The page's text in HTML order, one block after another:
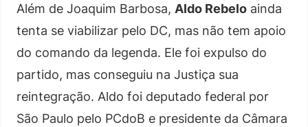
Além de Joaquim Barbosa, Aldo Rebelo ainda
tenta se viabilizar pelo DC, mas não tem apoio
do comando da legenda. Ele foi expulso do
partido, mas conseguiu na Justiça sua
reintegração. Aldo foi deputado federal por
São Paulo pelo PCdoB e presidente da Câmara